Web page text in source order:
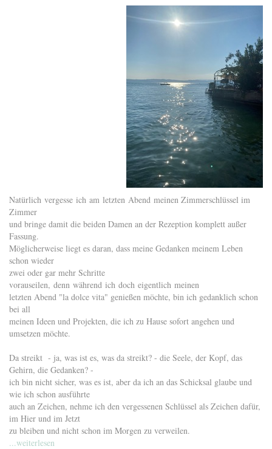
Natürlich vergesse ich am letzten Abend meinen Zimmerschlüssel im
Zimmer
und bringe damit die beiden Damen an der Rezeption komplett außer
Fassung.
Möglicherweise liegt es daran, dass meine Gedanken meinem Leben
schon wieder
zwei oder gar mehr Schritte
vorauseilen, denn während ich doch eigentlich meinen
letzten Abend "la dolce vita" genießen möchte, bin ich gedanklich schon
bei all
meinen Ideen und Projekten, die ich zu Hause sofort angehen und
umsetzen möchte.
Da streikt - ja, was ist es, was da streikt? - die Seele, der Kopf, das
Gehirn, die Gedanken? -
ich bin nicht sicher, was es ist, aber da ich an das Schicksal glaube und
wie ich schon ausführte
auch an Zeichen, nehme ich den vergessenen Schlüssel als Zeichen dafür,
im Hier und im Jetzt
zu bleiben und nicht schon im Morgen zu verweilen.
...weiterlesen